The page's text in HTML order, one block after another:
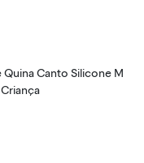
Canto Silicone M